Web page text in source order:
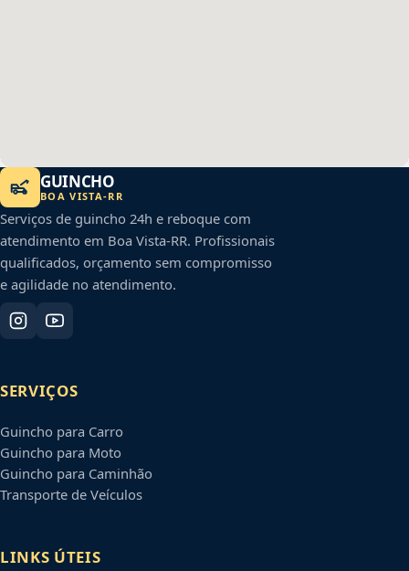
GUINCHO
BOA VISTA-RR
Serviços de guincho 24h e reboque com
atendimento em Boa Vista-RR. Profissionais
qualificados, orçamento sem compromisso
e agilidade no atendimento.
SERVIÇOS
Guincho para Carro
Guincho para Moto
Guincho para Caminhão
Transporte de Veículos
LINKS ÚTEIS